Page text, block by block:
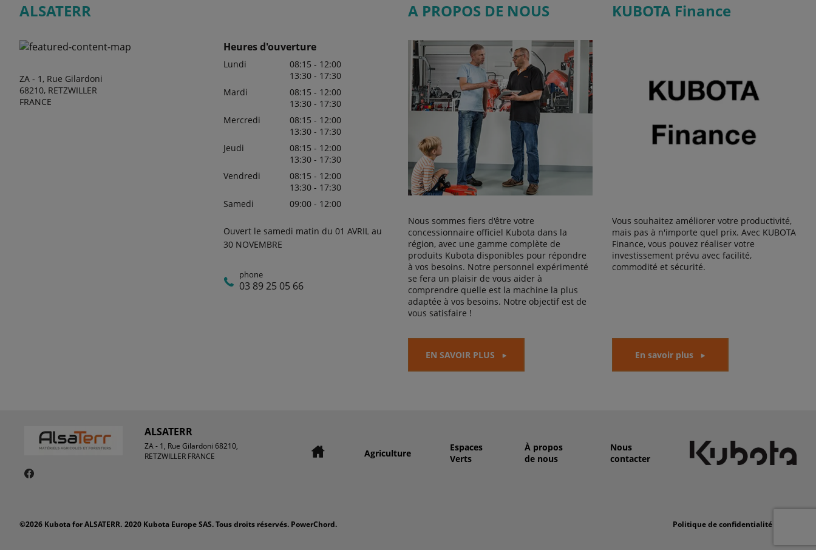
ALSATERR
ZA - 1, Rue Gilardoni
68210, RETZWILLER
FRANCE
Heures d'ouverture
Lundi
08:15 - 12:00
13:30 - 17:30
Mardi
08:15 - 12:00
13:30 - 17:30
Mercredi
08:15 - 12:00
13:30 - 17:30
Jeudi
08:15 - 12:00
13:30 - 17:30
Vendredi
08:15 - 12:00
13:30 - 17:30
Samedi
09:00 - 12:00
Ouvert le samedi matin du 01 AVRIL au
30 NOVEMBRE
phone
03 89 25 05 66
A PROPOS DE NOUS
Nous sommes fiers d'être votre
concessionnaire officiel Kubota dans la
région, avec une gamme complète de
produits Kubota disponibles pour répondre
à vos besoins. Notre personnel expérimenté
se fera un plaisir de vous aider à
comprendre quelle est la machine la plus
adaptée à vos besoins. Notre objectif est de
vous satisfaire !
EN SAVOIR PLUS
KUBOTA Finance
Vous souhaitez améliorer votre productivité,
mais pas à n'importe quel prix. Avec KUBOTA
Finance, vous pouvez réaliser votre
investissement prévu avec facilité,
commodité et sécurité.
En savoir plus
ALSATERR
ZA - 1, Rue Gilardoni 68210,
RETZWILLER FRANCE
Agriculture
Espaces
Verts
À propos
de nous
Nous
contacter
©2026 Kubota for ALSATERR. 2020 Kubota Europe SAS. Tous droits réservés. PowerChord. Politique de confidentialité